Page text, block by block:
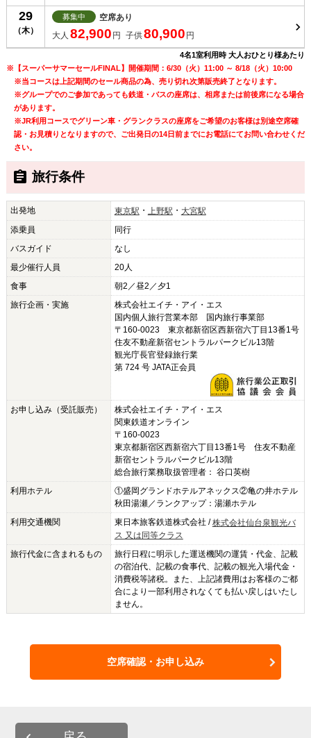
29
（木）
募集中 空席あり
大人 82,900 円 子供80,900 円
4名1室利用時 大人おひとり様あたり
※【スーパーサマーセールFINAL】開催期間：6/30（火）11:00 ～ 8/18（火）10:00
※当コースは上記期間のセール商品の為、売り切れ次第販売終了となります。
※グループでのご参加であっても鉄道・バスの座席は、相席または前後席になる場合
があります。
※JR利用コースでグリーン車・グランクラスの座席をご希望のお客様は別途空席確
認・お見積りとなりますので、ご出発日の14日前までにお電話にてお問い合わせくだ
さい。
旅行条件
出発地 東京駅 ・ 上野駅 ・ 大宮駅
添乗員
同行
バスガイド
なし
最少催行人員
20人
食事
朝2／昼2／夕1
旅行企画・実施
株式会社エイチ・アイ・エス
国内個人旅行営業本部 国内旅行事業部
〒160-0023 東京都新宿区西新宿六丁目13番1号
住友不動産新宿セントラルパークビル13階
観光庁長官登録旅行業
第 724 号 JATA正会員
お申し込み（受託販売）
株式会社エイチ・アイ・エス
関東鉄道オンライン
〒160-0023
東京都新宿区西新宿六丁目13番1号 住友不動産
新宿セントラルパークビル13階
総合旅行業務取扱管理者： 谷口英樹
利用ホテル
①盛岡グランドホテルアネックス②亀の井ホテル
秋田湯瀬／ランクアップ：湯瀬ホテル
利用交通機関
東日本旅客鉄道株式会社 / 株式会社仙台泉観光バ
ス 又は同等クラス
旅行代金に含まれるもの
旅行日程に明示した運送機関の運賃・代金、記載
の宿泊代、記載の食事代、記載の観光入場代金・
消費税等諸税。また、上記諸費用はお客様のご都
合により一部利用されなくても払い戻しはいたし
ません。
空席確認・お申し込み